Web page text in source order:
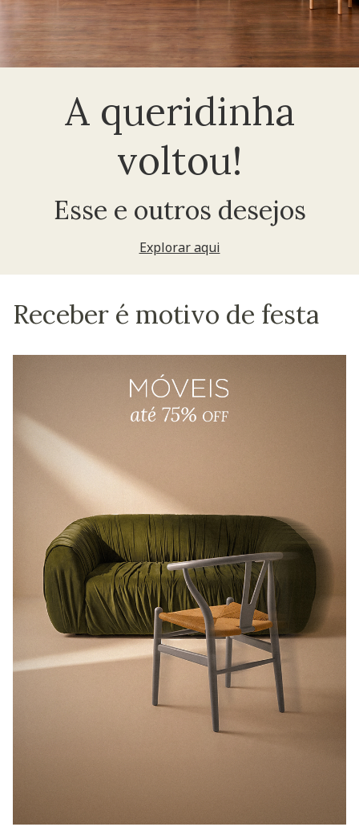
A queridinha
voltou!
Esse e outros desejos
Explorar aqui
Receber é motivo de festa